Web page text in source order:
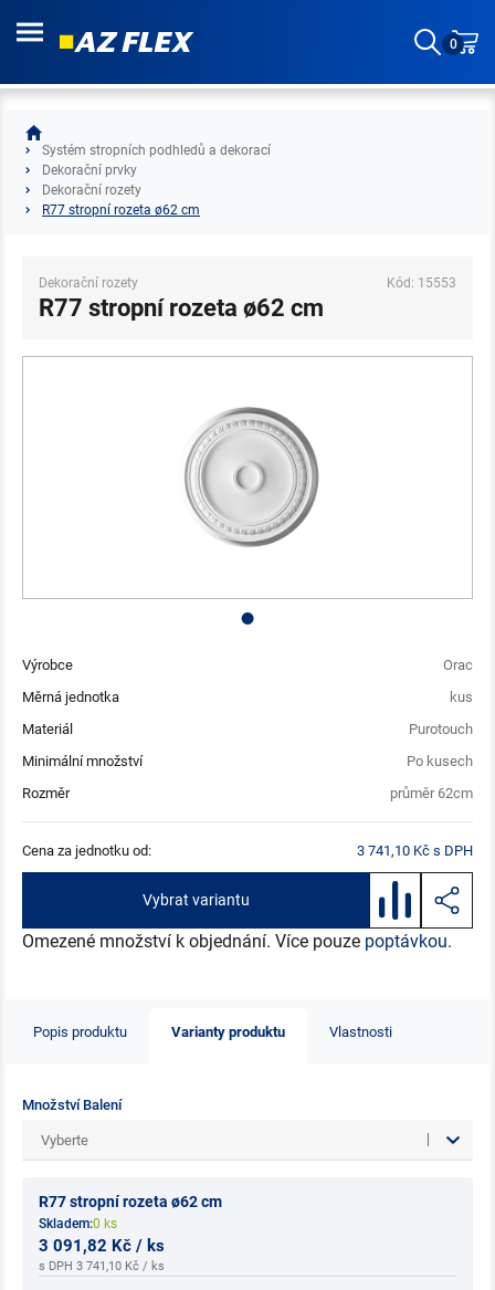
0
Systém stropních podhledů a dekorací
Dekorační prvky
Dekorační rozety
R77 stropní rozeta ø62 cm
Dekorační rozety Kód: 15553
R77 stropní rozeta ø62 cm
Výrobce
Orac
Měrná jednotka
kus
Materiál
Purotouch
Minimální množství
Po kusech
Rozměr
průměr 62cm
Cena za jednotku od: 3 741,10 Kč s DPH
Vybrat variantu
Omezené množství k objednání. Více pouze poptávkou.
Popis produktu Varianty produktu Vlastnosti
Množství Balení
Vyberte
R77 stropní rozeta ø62 cm
Skladem:0 ks
3 091,82 Kč / ks
s DPH 3 741,10 Kč / ks